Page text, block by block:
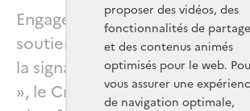
proposer des vidéos, des
fonctionnalités de partage
et des contenus animés
optimisés pour le web.
vous assurer une
de navigation optimale,
Engagé par ailleurs depuis 20
soutien aux manifestations
la signature « Le Crédit
», le Crédit Mutuel a imaginé